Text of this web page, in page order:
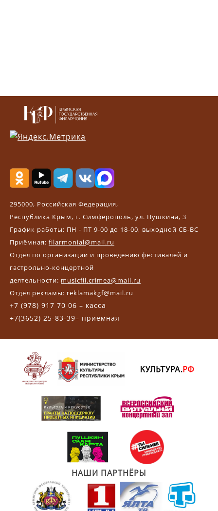
295000, Российская Федерация,
Республика Крым, г. Симферополь, ул. Пушкина, 3
График работы: ПН - ПТ 9-00 до 18-00, выходной СБ-ВС
Приёмная: filarmonial@mail.ru
Отдел по организации и проведению фестивалей и
гастрольно-концертной
деятельности: musicfil.crimea@mail.ru
Отдел рекламы: reklamakgf@mail.ru
+7 (978) 917 70 06 – касса
+7(3652) 25-83-39– приемная
НАШИ ПАРТНЁРЫ